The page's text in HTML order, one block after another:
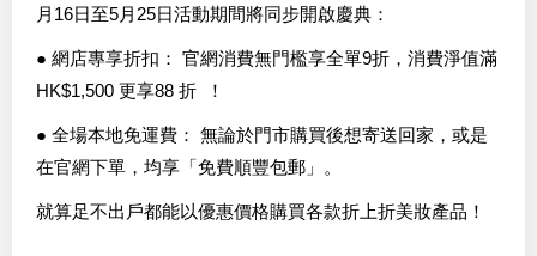
月16日至5月25日活動期間將同步開啟慶典：
● 網店專享折扣： 官網消費無門檻享全單9折，消費淨值滿
HK$1,500 更享88 折 ！
● 全場本地免運費： 無論於門市購買後想寄送回家，或是
在官網下單，均享「免費順豐包郵」。
就算足不出戶都能以優惠價格購買各款折上折美妝產品！